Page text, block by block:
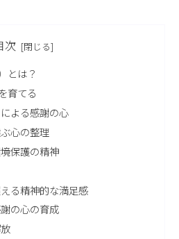
次
とは？
育てる
よる感謝の心
心の整理
保護の精神
る精神的な満足感
の心の育成